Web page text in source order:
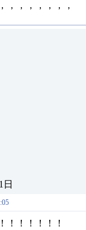
，，，，，，，
日
！！！！！！